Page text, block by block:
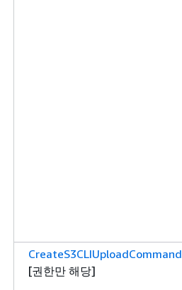
CreateS3CLIUploadCommand
[권한만 해당]